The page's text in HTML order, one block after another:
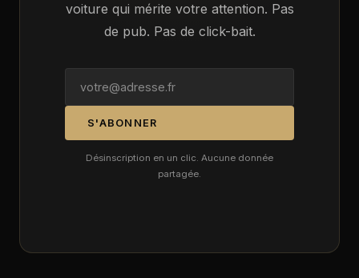
voiture qui mérite votre attention. Pas
de pub. Pas de click-bait.
S'ABONNER
Désinscription en un clic. Aucune donnée
partagée.